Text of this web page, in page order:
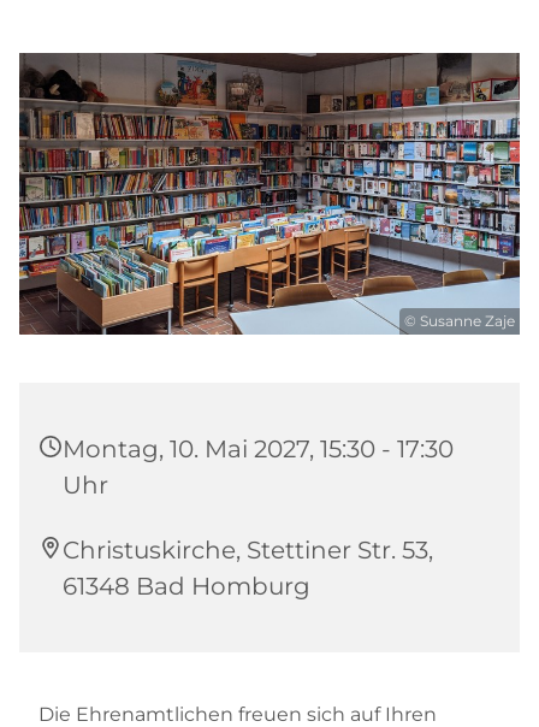
© Susanne Zaje
Montag, 10. Mai 2027, 15:30 - 17:30
Uhr
Christuskirche, Stettiner Str. 53,
61348 Bad Homburg
Die Ehrenamtlichen freuen sich auf Ihren